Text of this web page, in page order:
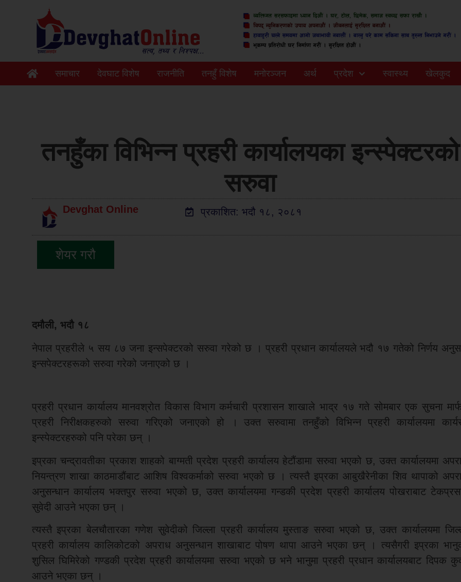
समाचार देवघाट विशेष राजनीति तनहुँ विशेष मनोरञ्जन अर्थ प्रदेश स्वास्थ्य खेलकुद
तनहुँका विभिन्न प्रहरी कार्यालयका इन्स्पेक्टरको
सरुवा
Devghat Online प्रकाशित: भदौ १८, २०८१
शेयर गरौ
दमौली, भदौ १८
नेपाल प्रहरीले ५ सय ८७ जना इन्सपेक्टरको सरुवा गरेको छ । प्रहरी प्रधान कार्यालयले भदौ १७ गतेको निर्णय
इन्सपेक्टरहरूको सरुवा गरेको जनाएको छ ।
प्रहरी प्रधान कार्यालय मानवश्रोत विकास विभाग कर्मचारी प्रशासन शाखाले भाद्र १७ गते सोमबार एक सुचना
प्रहरी निरीक्षकहरुको सरुवा गरिएको जनाएको हो । उक्त सरुवामा तनहुँको विभिन्न प्रहरी कार्यालयमा
इन्स्पेक्टरहरुको पनि परेका छन् ।
इप्रका चन्द्रावतीका प्रकाश शाहको बाग्मती प्रदेश प्रहरी कार्यालय हेटौंडामा सरुवा भएको छ, उक्त कार्यालयमा
नियन्त्रण शाखा काठमाडौंबाट आशिष विश्वकर्माको सरुवा भएको छ । त्यस्तै इप्रका आबुखैरेनीका शिव थापाको
अनुसन्धान कार्यालय भक्तपुर सरुवा भएको छ, उक्त कार्यालयमा गन्डकी प्रदेश प्रहरी कार्यालय पोखराबाट
सुवेदी आउने भएका छन् ।
त्यस्तै इप्रका बेलचौतारका गणेश सुवेदीको जिल्ला प्रहरी कार्यालय मुस्ताङ सरुवा भएको छ, उक्त कार्यालयमा
प्रहरी कार्यालय कालिकोटको अपराध अनुसन्धान शाखाबाट पोषण थापा आउने भएका छन् । त्यसैगरी इप्रका
शुसिल घिमिरेको गण्डकी प्रदेश प्रहरी कार्यालयमा सरुवा भएको छ भने भानुमा प्रहरी प्रधान कार्यालयबाट दिपक
आउने भएका छन् ।